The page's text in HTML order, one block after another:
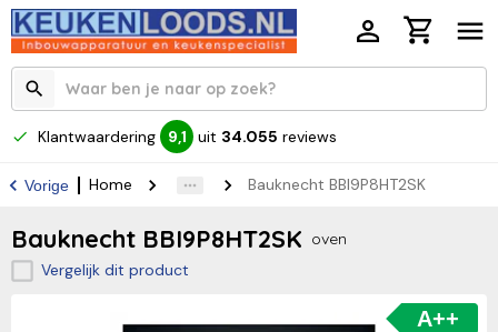
Klantwaardering 9,1 uit 34.055 reviews
Vorige Home Bauknecht BBI9P8HT2SK
Bauknecht BBI9P8HT2SK oven
Vergelijk dit product
A++